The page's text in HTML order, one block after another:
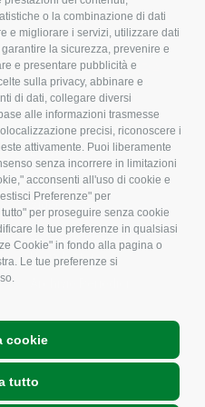
o la combinazione di dati
e migliorare i servizi, utilizzare dati
la sicurezza, prevenire e
e presentare pubblicità e
sulla privacy, abbinare e
di dati, collegare diversi
alle informazioni trasmesse
precisi, riconoscere i
attivamente. Puoi liberamente
senza incorrere in limitazioni
acconsenti all'uso di cookie e
Preferenze" per
per proseguire senza cookie
le tue preferenze in qualsiasi
Cookie" in fondo alla pagina o
Le tue preferenze si
cookie
tutto
Associazione
CONFAGRICOLTURA
ATTIVA
Notizie in evidenza
Eventi
Comunicati Stampa
Video
Iscrizione Newsletter
Newsletter